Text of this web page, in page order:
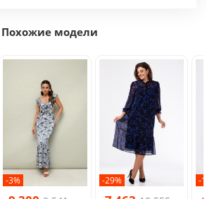
Похожие модели
-3% -29% -